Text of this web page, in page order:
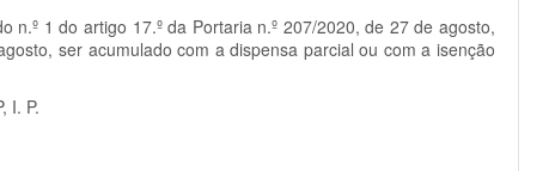
1 do artigo 17.º da Portaria n.º 207/2020, de 27 de agosto,
ser acumulado com a dispensa parcial ou com a isenção
I. P.